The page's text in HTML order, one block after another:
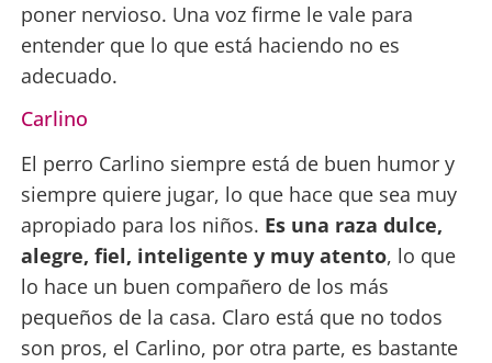
poner nervioso. Una voz firme le vale para
entender que lo que está haciendo no es
adecuado.
Carlino
El perro Carlino siempre está de buen humor y
siempre quiere jugar, lo que hace que sea muy
apropiado para los niños. Es una raza dulce,
alegre, fiel, inteligente y muy atento, lo que
lo hace un buen compañero de los más
pequeños de la casa. Claro está que no todos
son pros, el Carlino, por otra parte, es bastante